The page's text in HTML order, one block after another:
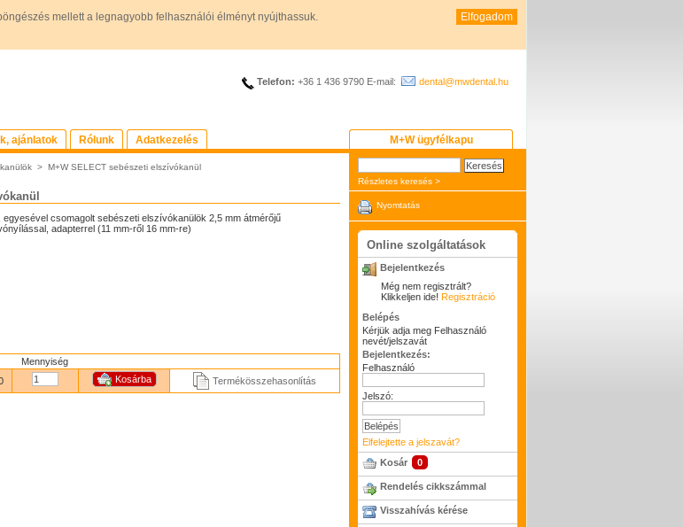
mellett a legnagyobb felhasználói élményt nyújthassuk.
Elfogadom
Telefon: +36 1 436 9790 E-mail: dental@mwdental.hu
ajánlatok Rólunk Adatkezelés
M+W ügyfélkapu
> M+W SELECT sebészeti elszívókanül
egyesével csomagolt sebészeti elszívókanülök 2,5 mm átmérőjű
adapterrel (11 mm-ről 16 mm-re)
Mennyiség
Termékösszehasonlítás
Részletes keresés >
Nyomtatás
Online szolgáltatások
Bejelentkezés
Még nem regisztrált?
Klikkeljen ide! Regisztráció
Belépés
Kérjük adja meg Felhasználó
nevét/jelszavát
Bejelentkezés:
Felhasználó
Jelszó:
Elfelejtette a jelszavát?
Kosár
0
Rendelés cikkszámmal
Visszahívás kérése